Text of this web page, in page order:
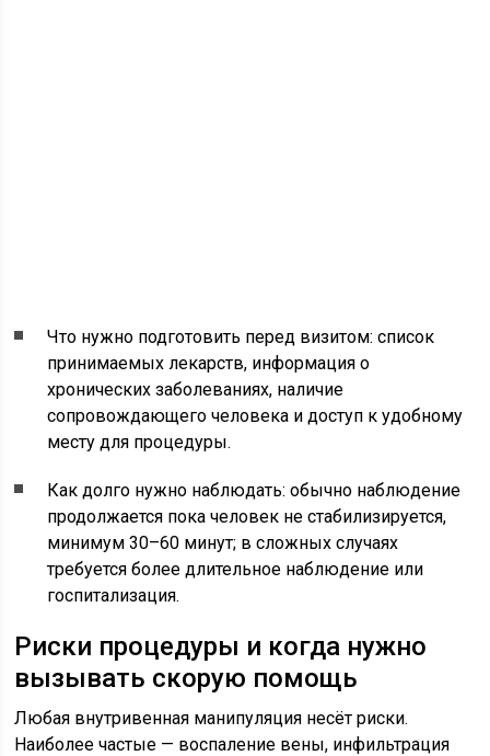
Что нужно подготовить перед визитом: список
принимаемых лекарств, информация о
хронических заболеваниях, наличие
сопровождающего человека и доступ к удобному
месту для процедуры.
Как долго нужно наблюдать: обычно наблюдение
продолжается пока человек не стабилизируется,
минимум 30–60 минут; в сложных случаях
требуется более длительное наблюдение или
госпитализация.
Риски процедуры и когда нужно
вызывать скорую помощь
Любая внутривенная манипуляция несёт риски.
Наиболее частые — воспаление вены, инфильтрация